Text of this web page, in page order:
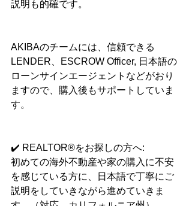
説明も的確です。
AKIBAのチームには、信頼できる
LENDER、ESCROW Officer, 日本語の
ローンサインエージェントなどがおり
ますので、購入後もサポートしていま
す。
✔️ REALTOR®をお探しの方へ:
初めての海外不動産や家の購入に不安
を感じている方に、日本語で丁寧にご
説明をしていきながら進めていきま